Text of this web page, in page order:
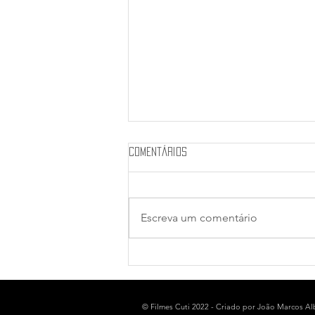
Comentários
Escreva um comentário
© Filmes Cuti 2022 - Criado por João Marcos